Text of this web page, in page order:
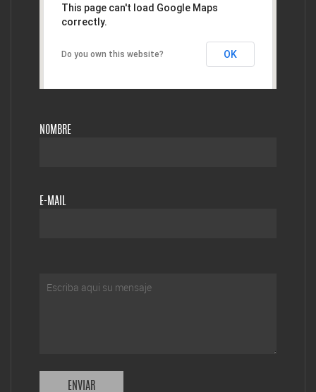
This page can't load Google Maps
correctly.
Do you own this website? OK
NOMBRE
E-MAIL